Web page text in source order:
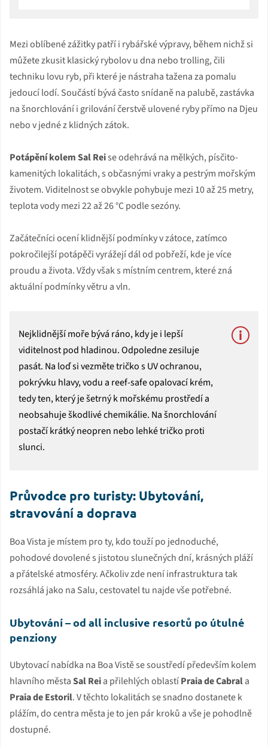
Mezi oblíbené zážitky patří i rybářské výpravy, během nichž si
můžete zkusit klasický rybolov u dna nebo trolling, čili
techniku lovu ryb, při které je nástraha tažena za pomalu
jedoucí lodí. Součástí bývá často snídaně na palubě, zastávka
na šnorchlování i grilování čerstvě ulovené ryby přímo na Djeu
nebo v jedné z klidných zátok.
Potápění kolem Sal Reise odehrává na mělkých, písčito-
kamenitých lokalitách, s občasnými vraky a pestrým mořským
životem. Viditelnost se obvykle pohybuje mezi 10 až 25 metry,
teplota vody mezi 22 až 26 °C podle sezóny.
Začátečníci ocení klidnější podmínky v zátoce, zatímco
pokročilejší potápěči vyrážejí dál od pobřeží, kde je více
proudu a života. Vždy však s místním centrem, které zná
aktuální podmínky větru a vln.
Nejklidnější moře bývá ráno, kdy je i lepší
viditelnost pod hladinou. Odpoledne zesiluje
pasát. Na loď si vezměte tričko s UV ochranou,
pokrývku hlavy, vodu a reef-safe opalovací krém,
tedy ten, který je šetrný k mořskému prostředí a
neobsahuje škodlivé chemikálie. Na šnorchlování
postačí krátký neopren nebo lehké tričko proti
slunci.
Průvodce pro turisty: Ubytování,
stravování a doprava
Boa Vista je místem pro ty, kdo touží po jednoduché,
pohodové dovolené s jistotou slunečných dní, krásných pláží
a přátelské atmosféry. Ačkoliv zde není infrastruktura tak
rozsáhlá jako na Salu, cestovatel tu najde vše potřebné.
Ubytování – od all inclusive resortů po útulné
penziony
Ubytovací nabídka na Boa Vistě se soustředí především kolem
hlavního městaSal Reia přilehlých oblastíPraia de Cabrala
Praia de Estoril. V těchto lokalitách se snadno dostanete k
plážím, do centra města je to jen pár kroků a vše je pohodlně
dostupné.